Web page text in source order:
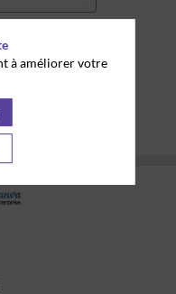
à améliorer votre